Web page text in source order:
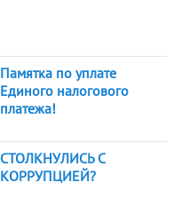
Памятка по уплате
Единого налогового
платежа!
СТОЛКНУЛИСЬ С
КОРРУПЦИЕЙ?